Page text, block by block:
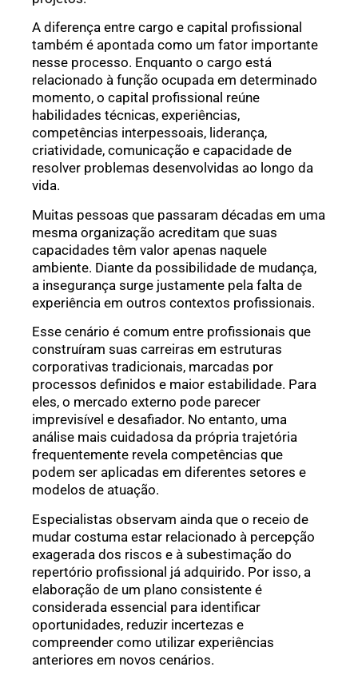
A diferença entre cargo e capital profissional
também é apontada como um fator importante
nesse processo. Enquanto o cargo está
relacionado à função ocupada em determinado
momento, o capital profissional reúne
habilidades técnicas, experiências,
competências interpessoais, liderança,
criatividade, comunicação e capacidade de
resolver problemas desenvolvidas ao longo da
vida.
Muitas pessoas que passaram décadas em uma
mesma organização acreditam que suas
capacidades têm valor apenas naquele
ambiente. Diante da possibilidade de mudança,
a insegurança surge justamente pela falta de
experiência em outros contextos profissionais.
Esse cenário é comum entre profissionais que
construíram suas carreiras em estruturas
corporativas tradicionais, marcadas por
processos definidos e maior estabilidade. Para
eles, o mercado externo pode parecer
imprevisível e desafiador. No entanto, uma
análise mais cuidadosa da própria trajetória
frequentemente revela competências que
podem ser aplicadas em diferentes setores e
modelos de atuação.
Especialistas observam ainda que o receio de
mudar costuma estar relacionado à percepção
exagerada dos riscos e à subestimação do
repertório profissional já adquirido. Por isso, a
elaboração de um plano consistente é
considerada essencial para identificar
oportunidades, reduzir incertezas e
compreender como utilizar experiências
anteriores em novos cenários.